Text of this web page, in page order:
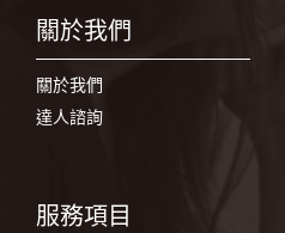
關於我們
關於我們
達人諮詢
服務項目